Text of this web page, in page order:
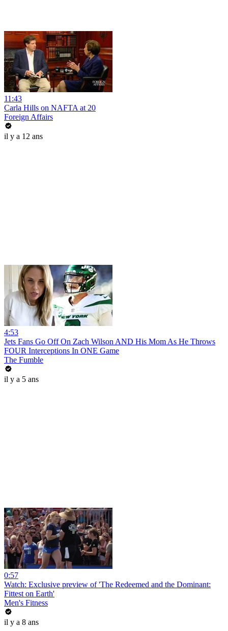
11:43
Carla Hills on NAFTA at 20
Foreign Affairs
il y a 12 ans
4:53
Jets Fans Go Off On Zach Wilson AND His Mom As He Throws
FOUR Interceptions In ONE Game
The Fumble
il y a 5 ans
0:57
Watch: Exclusive preview of 'The Redeemed and the Dominant:
Fittest on Earth'
Men's Fitness
il y a 8 ans